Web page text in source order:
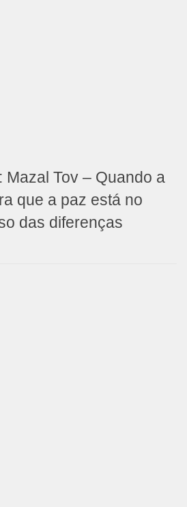
Tov – Quando a
que a paz está no
das diferenças